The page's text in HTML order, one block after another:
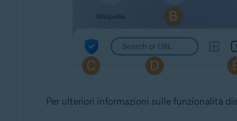
Per ulteriori informazioni sulle funzionalità